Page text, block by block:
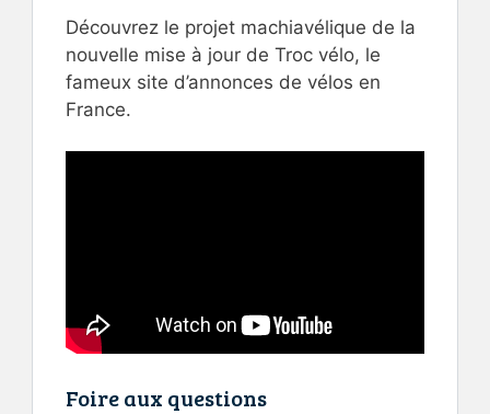
Découvrez le projet machiavélique de la
nouvelle mise à jour de Troc vélo, le
fameux site d’annonces de vélos en
France.
Foire aux questions